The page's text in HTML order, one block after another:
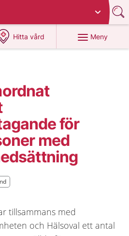
Hitta vård
på 1177.se
Meny
för
med
tillsammans med
och Hälsoval ett antal